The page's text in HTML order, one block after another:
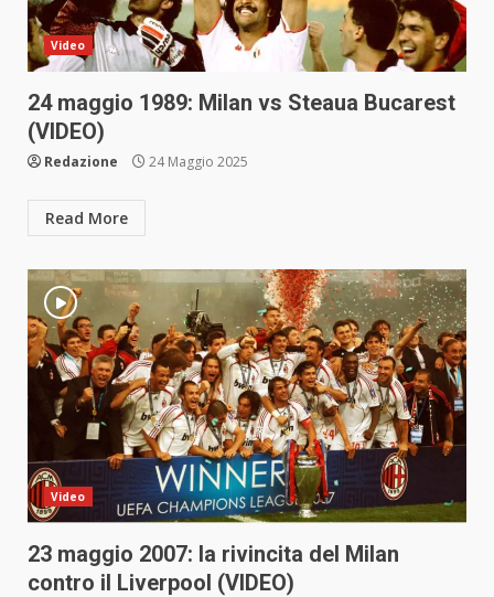
Video
24 maggio 1989: Milan vs Steaua Bucarest
(VIDEO)
Redazione 24 Maggio 2025
Read More
Video
23 maggio 2007: la rivincita del Milan
contro il Liverpool (VIDEO)